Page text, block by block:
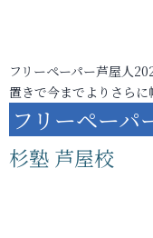
フリーペーパー芦屋人
置きで今までよりさら
フリーペーパ
杉塾 芦屋校